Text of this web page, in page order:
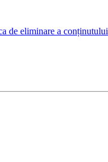
de eliminare a conținutului